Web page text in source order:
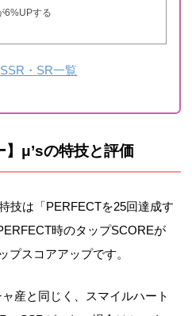
6%UPする
・SR一覧
】μ’sの特技と評価
技は「PERFECTを25回達成す
時のタップSCOREが
プスコアアップです。
産と同じく、スマイルハート